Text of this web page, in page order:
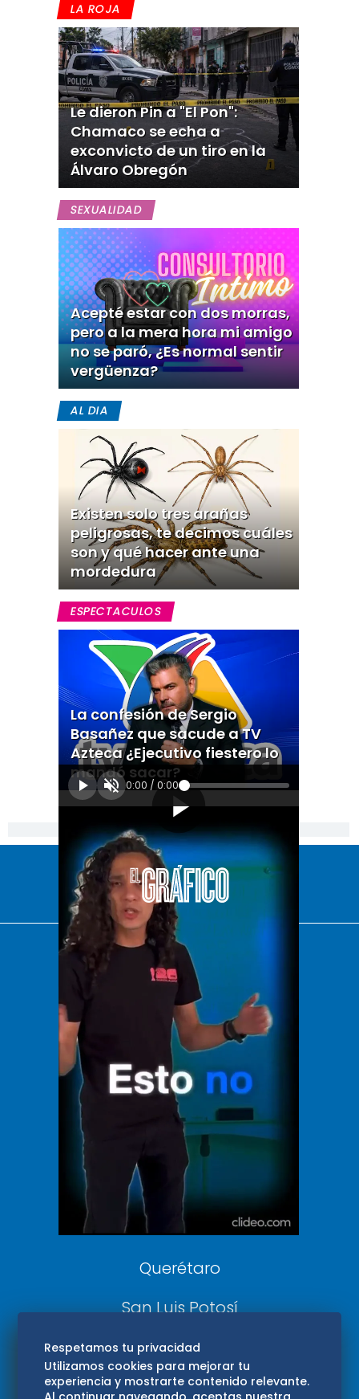
LA ROJA
Le dieron Pin a "El Pon":
Chamaco se echa a
exconvicto de un tiro en la
Álvaro Obregón
SEXUALIDAD
Acepté estar con dos morras,
pero a la mera hora mi amigo
no se paró, ¿Es normal sentir
vergüenza?
AL DIA
Existen solo tres arañas
peligrosas, te decimos cuáles
son y qué hacer ante una
mordedura
ESPECTACULOS
La confesión de Sergio
Basañez que sacude a TV
Azteca ¿Ejecutivo fiestero lo
mandó sacar?
0:00 / 0:00
[Publicidad]
El Universal
Vive USA
Clase
De 10 sports
DeDinero
Confabulario
Aviso Oportuno
Consultas
Querétaro
San Luis Potosí
Edomex
Consultas
Respetamos tu privacidad
Utilizamos cookies para mejorar tu
experiencia y mostrarte contenido relevante.